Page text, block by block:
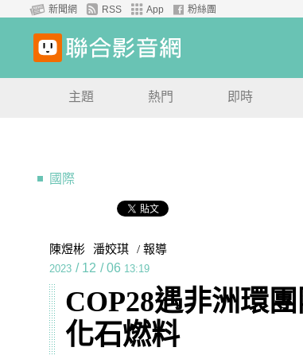
新聞網 RSS App 粉絲團
主題 熱門 即時
國際
陳煜彬 潘姣琪 / 報導
2023 / 12 / 06 13:19
COP28遇非洲環
化石燃料